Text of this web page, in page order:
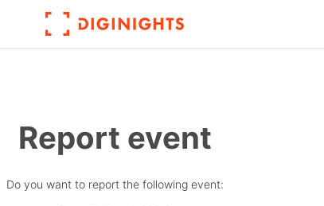
Report event
Do you want to report the following event: